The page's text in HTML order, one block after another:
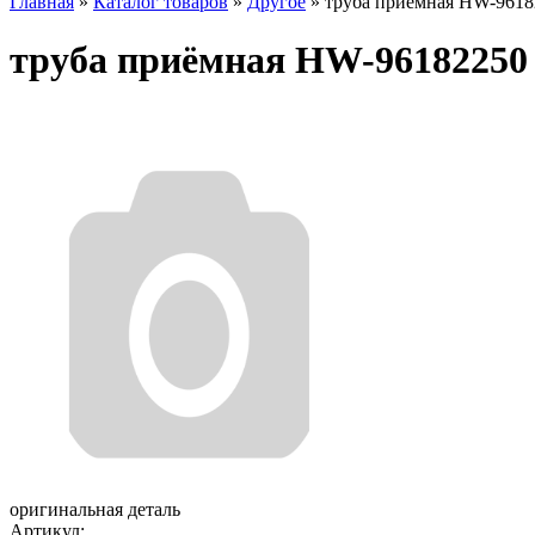
труба приёмная HW-96182250
оригинальная деталь